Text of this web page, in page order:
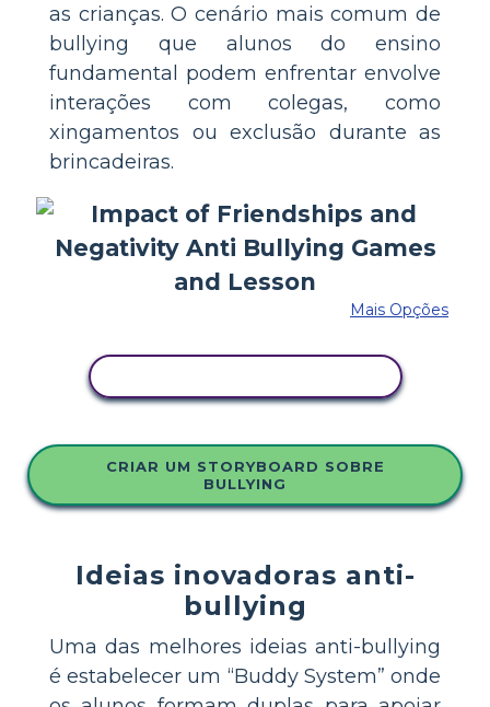
as crianças. O cenário mais comum de
bullying que alunos do ensino
fundamental podem enfrentar envolve
interações com colegas, como
xingamentos ou exclusão durante as
brincadeiras.
Mais Opções
CRIAR UM STORYBOARD SOBRE
BULLYING
Ideias inovadoras anti-
bullying
Uma das melhores ideias anti-bullying
é estabelecer um “Buddy System” onde